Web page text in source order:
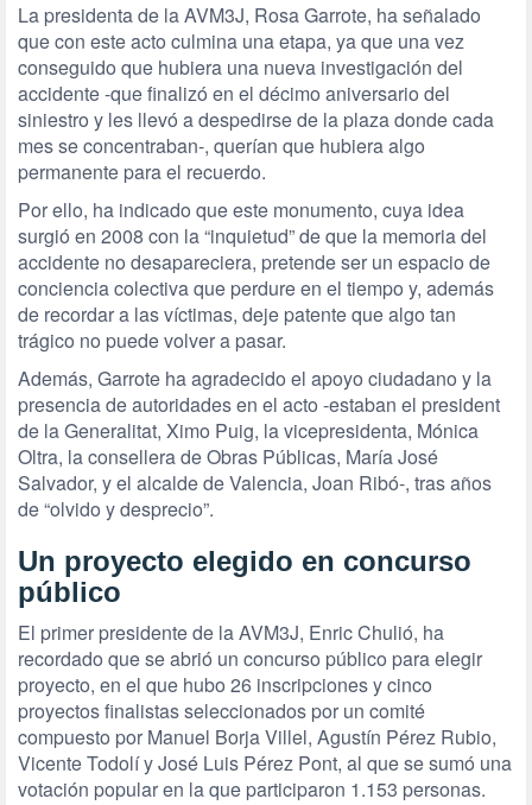
La presidenta de la AVM3J, Rosa Garrote, ha señalado
que con este acto culmina una etapa, ya que una vez
conseguido que hubiera una nueva investigación del
accidente -que finalizó en el décimo aniversario del
siniestro y les llevó a despedirse de la plaza donde cada
mes se concentraban-, querían que hubiera algo
permanente para el recuerdo.
Por ello, ha indicado que este monumento, cuya idea
surgió en 2008 con la “inquietud” de que la memoria del
accidente no desapareciera, pretende ser un espacio de
conciencia colectiva que perdure en el tiempo y, además
de recordar a las víctimas, deje patente que algo tan
trágico no puede volver a pasar.
Además, Garrote ha agradecido el apoyo ciudadano y la
presencia de autoridades en el acto -estaban el president
de la Generalitat, Ximo Puig, la vicepresidenta, Mónica
Oltra, la consellera de Obras Públicas, María José
Salvador, y el alcalde de Valencia, Joan Ribó-, tras años
de “olvido y desprecio”.
Un proyecto elegido en concurso
público
El primer presidente de la AVM3J, Enric Chulió, ha
recordado que se abrió un concurso público para elegir
proyecto, en el que hubo 26 inscripciones y cinco
proyectos finalistas seleccionados por un comité
compuesto por Manuel Borja Villel, Agustín Pérez Rubio,
Vicente Todolí y José Luis Pérez Pont, al que se sumó una
votación popular en la que participaron 1.153 personas.